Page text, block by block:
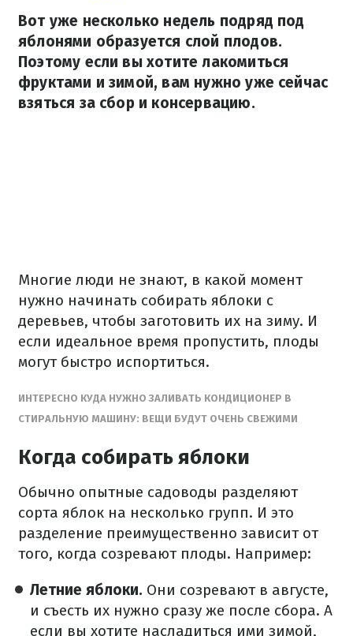
Вот уже несколько недель подряд под
яблонями образуется слой плодов.
Поэтому если вы хотите лакомиться
фруктами и зимой, вам нужно уже сейчас
взяться за сбор и консервацию.
Многие люди не знают, в какой момент
нужно начинать собирать яблоки с
деревьев, чтобы заготовить их на зиму. И
если идеальное время пропустить, плоды
могут быстро испортиться.
ИНТЕРЕСНО КУДА НУЖНО ЗАЛИВАТЬ КОНДИЦИОНЕР В
СТИРАЛЬНУЮ МАШИНУ: ВЕЩИ БУДУТ ОЧЕНЬ СВЕЖИМИ
Когда собирать яблоки
Обычно опытные садоводы разделяют
сорта яблок на несколько групп. И это
разделение преимущественно зависит от
того, когда созревают плоды. Например:
Летние яблоки. Они созревают в августе,
и съесть их нужно сразу же после сбора. А
если вы хотите насладиться ими зимой,